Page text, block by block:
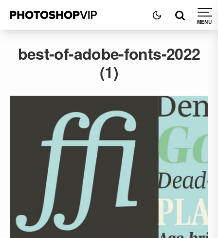
best-of-adobe-fonts-2022
(1)